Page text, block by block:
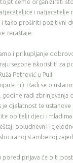
ćemo organizirati
i natjecatelje
i tako proširiti pozitivni
naraštaje.
i prikupljanje
sezone iskoristiti za
Petrović u Puli
Radi se o
godine radi zbrinjavanja
je djelatnost te ustanove
obitelji djeci i mladima
poludnevni i
stambenoj
pored prijava će biti